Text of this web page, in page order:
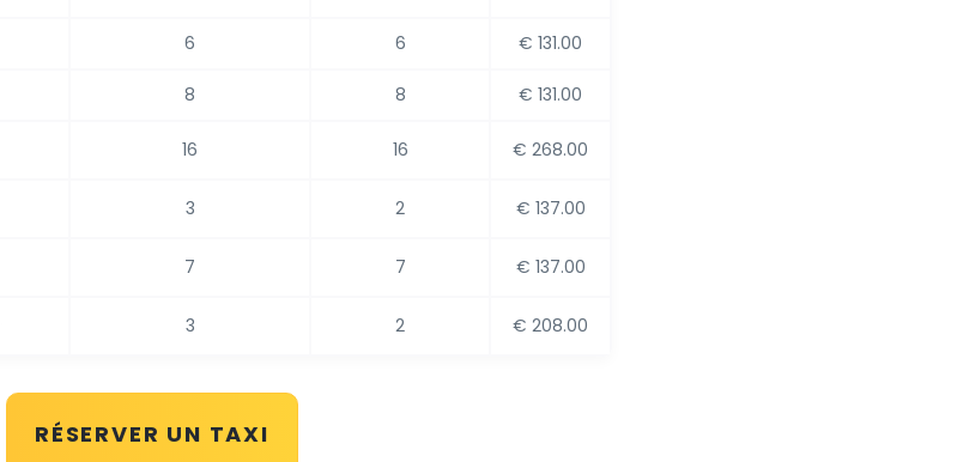
6 6 € 131.00
8 8 € 131.00
16 16 € 268.00
3 2 € 137.00
7 7 € 137.00
3 2 € 208.00
RÉSERVER UN TAXI